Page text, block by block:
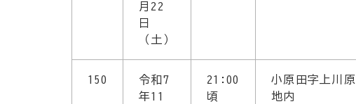
月22
日
（土）
150
令和7
年11
21:00
頃
小原田字上川原
地内